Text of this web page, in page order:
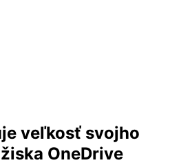
veľkosť svojho
OneDrive